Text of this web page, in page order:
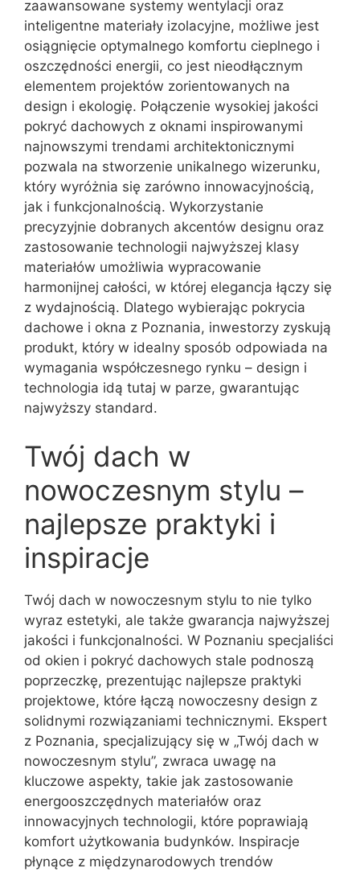
zaawansowane systemy wentylacji oraz
inteligentne materiały izolacyjne, możliwe jest
osiągnięcie optymalnego komfortu cieplnego i
oszczędności energii, co jest nieodłącznym
elementem projektów zorientowanych na
design i ekologię. Połączenie wysokiej jakości
pokryć dachowych z oknami inspirowanymi
najnowszymi trendami architektonicznymi
pozwala na stworzenie unikalnego wizerunku,
który wyróżnia się zarówno innowacyjnością,
jak i funkcjonalnością. Wykorzystanie
precyzyjnie dobranych akcentów designu oraz
zastosowanie technologii najwyższej klasy
materiałów umożliwia wypracowanie
harmonijnej całości, w której elegancja łączy się
z wydajnością. Dlatego wybierając pokrycia
dachowe i okna z Poznania, inwestorzy zyskują
produkt, który w idealny sposób odpowiada na
wymagania współczesnego rynku – design i
technologia idą tutaj w parze, gwarantując
najwyższy standard.
Twój dach w
nowoczesnym stylu –
najlepsze praktyki i
inspiracje
Twój dach w nowoczesnym stylu to nie tylko
wyraz estetyki, ale także gwarancja najwyższej
jakości i funkcjonalności. W Poznaniu specjaliści
od okien i pokryć dachowych stale podnoszą
poprzeczkę, prezentując najlepsze praktyki
projektowe, które łączą nowoczesny design z
solidnymi rozwiązaniami technicznymi. Ekspert
z Poznania, specjalizujący się w „Twój dach w
nowoczesnym stylu”, zwraca uwagę na
kluczowe aspekty, takie jak zastosowanie
energooszczędnych materiałów oraz
innowacyjnych technologii, które poprawiają
komfort użytkowania budynków. Inspiracje
płynące z międzynarodowych trendów